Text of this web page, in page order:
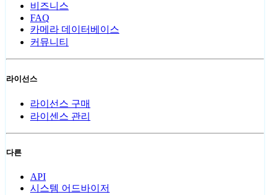
비즈니스
FAQ
카메라 데이터베이스
커뮤니티
라이선스
라이선스 구매
라이센스 관리
다른
API
시스템 어드바이저